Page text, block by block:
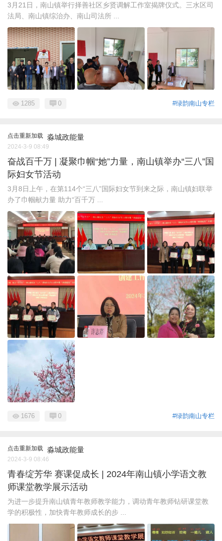
3月21日，南山镇举行择善社区乡贤调解工作室揭牌仪式。三水区司
法局、南山镇综治办、南山司法所 ...
#绿韵南山专栏
1285 0
点击重新加载 淼城政能量
2024-3-9 08:49
奋战百千万 | 凝聚巾帼“她”力量，南山镇举办“三八”国
际妇女节活动
3月8日上午，在第114个“三八”国际妇女节到来之际，南山镇妇联举
办了巾帼献力量 助力“百千万 ...
#绿韵南山专栏
1676 0
点击重新加载 淼城政能量
2024-3-9 08:46
青春绽芳华 赛课促成长 | 2024年南山镇小学语文教
师课堂教学展示活动
为进一步提升南山镇青年教师教学能力，调动青年教师钻研课堂教
学的积极性，加快青年教师成长的步 ...